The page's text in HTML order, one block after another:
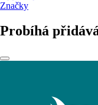
Značky
Probíhá